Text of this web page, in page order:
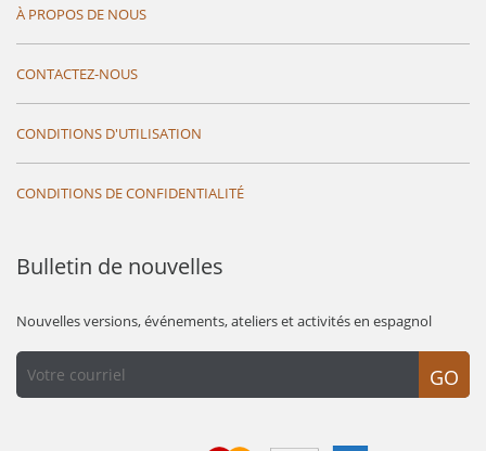
À PROPOS DE NOUS
CONTACTEZ-NOUS
CONDITIONS D'UTILISATION
CONDITIONS DE CONFIDENTIALITÉ
Bulletin de nouvelles
Nouvelles versions, événements, ateliers et activités en espagnol
GO